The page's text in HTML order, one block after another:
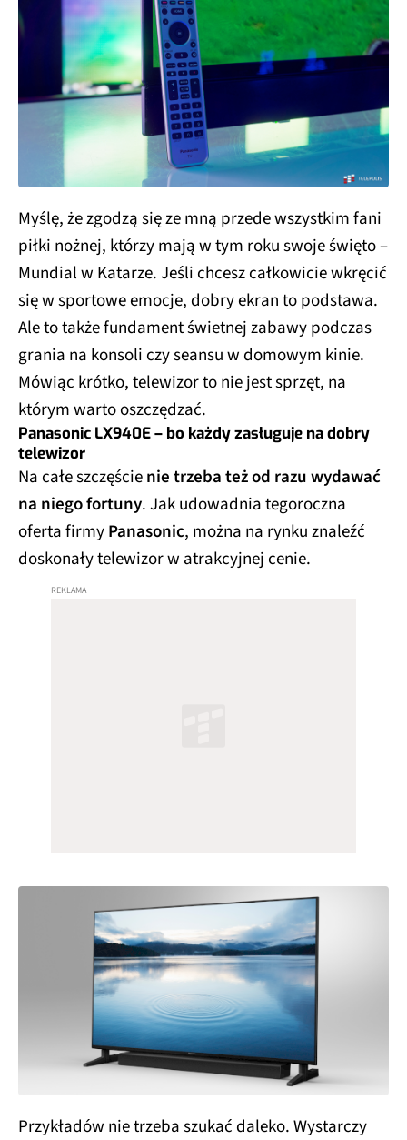
Myślę, że zgodzą się ze mną przede wszystkim fani
piłki nożnej, którzy mają w tym roku swoje święto –
Mundial w Katarze. Jeśli chcesz całkowicie wkręcić
się w sportowe emocje, dobry ekran to podstawa.
Ale to także fundament świetnej zabawy podczas
grania na konsoli czy seansu w domowym kinie.
Mówiąc krótko, telewizor to nie jest sprzęt, na
którym warto oszczędzać.
Panasonic LX940E – bo każdy zasługuje na dobry
telewizor
Na całe szczęścienie trzeba też od razu wydawać
na niego fortuny. Jak udowadnia tegoroczna
oferta firmyPanasonic, można na rynku znaleźć
doskonały telewizor w atrakcyjnej cenie.
Przykładów nie trzeba szukać daleko. Wystarczy